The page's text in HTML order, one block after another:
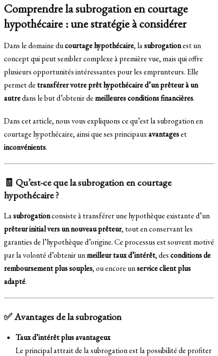
Comprendre la subrogation en courtage
hypothécaire : une stratégie à considérer
Dans le domaine ducourtage hypothécaire, lasubrogationest un
concept qui peut sembler complexe à première vue, mais qui offre
plusieurs opportunités intéressantes pour les emprunteurs. Elle
permet de transférer votre prêt hypothécaire d’un prêteur à un
autredans le but d’obtenir demeilleures conditions financières.
Dans cet article, nous vous expliquons ce qu’est la subrogation en
courtage hypothécaire, ainsi que ses principauxavantageset
inconvénients.
🧾 Qu’est-ce que la subrogation en courtage
hypothécaire ?
Lasubrogationconsiste à transférer une hypothèque existante d’un
prêteur initial vers un nouveau prêteur, tout en conservant les
garanties de l’hypothèque d’origine. Ce processus est souvent motivé
par la volonté d’obtenir unmeilleur taux d’intérêt, desconditions de
remboursement plus souples, ou encore unservice client plus
adapté.
✅ Avantages de la subrogation
Taux d’intérêt plus avantageux
Le principal attrait de la subrogation est la possibilité de profiter